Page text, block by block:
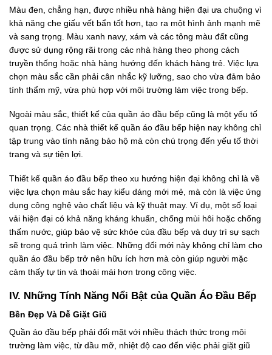
Màu đen, chẳng hạn, được nhiều nhà hàng hiện đại ưa chuộng vì
khả năng che giấu vết bẩn tốt hơn, tạo ra một hình ảnh mạnh mẽ
và sang trọng. Màu xanh navy, xám và các tông màu đất cũng
được sử dụng rộng rãi trong các nhà hàng theo phong cách
truyền thống hoặc nhà hàng hướng đến khách hàng trẻ. Việc lựa
chọn màu sắc cần phải cân nhắc kỹ lưỡng, sao cho vừa đảm bảo
tính thẩm mỹ, vừa phù hợp với môi trường làm việc trong bếp.
Ngoài màu sắc, thiết kế của quần áo đầu bếp cũng là một yếu tố
quan trọng. Các nhà thiết kế quần áo đầu bếp hiện nay không chỉ
tập trung vào tính năng bảo hộ mà còn chú trọng đến yếu tố thời
trang và sự tiện lợi.
Thiết kế quần áo đầu bếp theo xu hướng hiện đại không chỉ là về
việc lựa chọn màu sắc hay kiểu dáng mới mẻ, mà còn là việc ứng
dụng công nghệ vào chất liệu và kỹ thuật may. Ví dụ, một số loại
vải hiện đại có khả năng kháng khuẩn, chống mùi hôi hoặc chống
thấm nước, giúp bảo vệ sức khỏe của đầu bếp và duy trì sự sạch
sẽ trong quá trình làm việc. Những đổi mới này không chỉ làm cho
quần áo đầu bếp trở nên hữu ích hơn mà còn giúp người mặc
cảm thấy tự tin và thoải mái hơn trong công việc.
IV. Những Tính Năng Nổi Bật của Quần Áo Đầu Bếp
Bền Đẹp Và Dễ Giặt Giũ
Quần áo đầu bếp phải đối mặt với nhiều thách thức trong môi
trường làm việc, từ dầu mỡ, nhiệt độ cao đến việc phải giặt giũ